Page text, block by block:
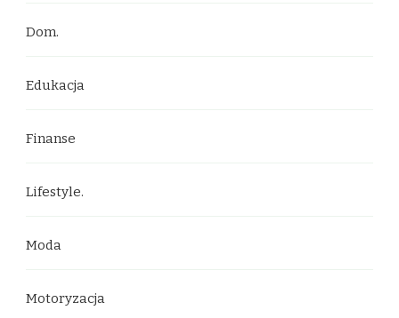
Dom.
Edukacja
Finanse
Lifestyle.
Moda
Motoryzacja